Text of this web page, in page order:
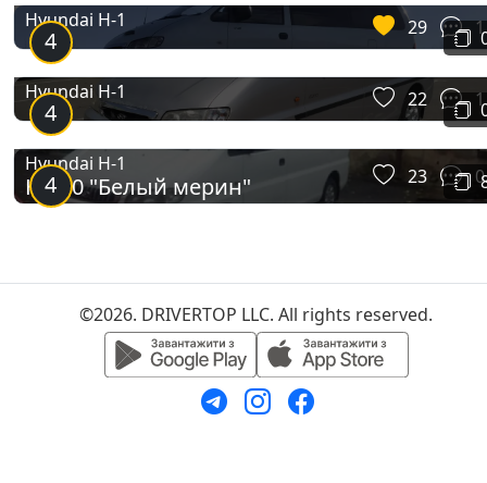
4
Hyundai H-1 29 1
4
Hyundai H-1 22 1
4
Hyundai H-1
H-200 "Белый мерин" 23 0
©2026. DRIVERTOP LLC. All rights reserved.